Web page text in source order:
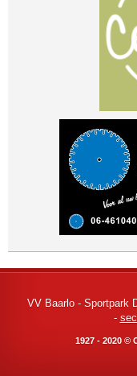
VV Baarlo - Sportpark
-
1927 - 2020 ©